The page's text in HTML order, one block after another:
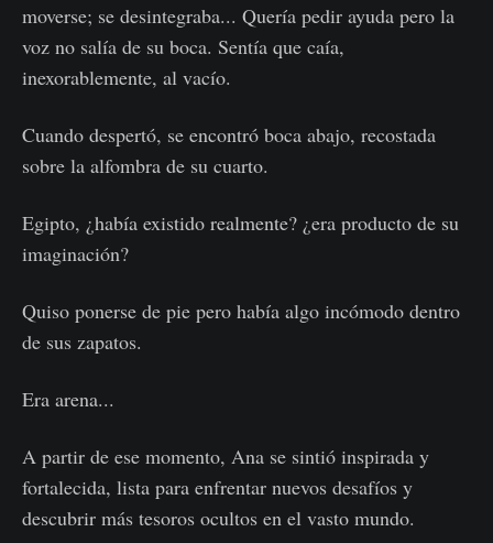
moverse; se desintegraba... Quería pedir ayuda pero la
voz no salía de su boca. Sentía que caía,
inexorablemente, al vacío.
Cuando despertó, se encontró boca abajo, recostada
sobre la alfombra de su cuarto.
Egipto, ¿había existido realmente? ¿era producto de su
imaginación?
Quiso ponerse de pie pero había algo incómodo dentro
de sus zapatos.
Era arena...
A partir de ese momento, Ana se sintió inspirada y
fortalecida, lista para enfrentar nuevos desafíos y
descubrir más tesoros ocultos en el vasto mundo.